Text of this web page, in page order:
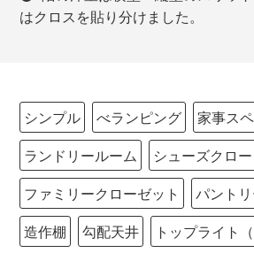
はクロスを貼り分けました。
シンプル べランピング 家事ス
ランドリールーム
シューズクロー
ファミリークローゼット
パント
造作棚
勾配天井
トップライト（